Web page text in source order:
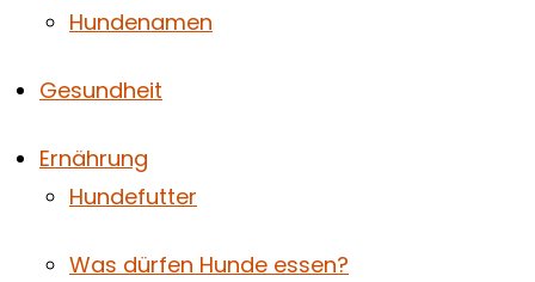
Hundenamen
Gesundheit
Ernährung
Hundefutter
Was dürfen Hunde essen?